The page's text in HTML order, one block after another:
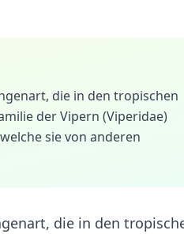
die in den tropischen
der Vipern (Viperidae)
sie von anderen
die in den